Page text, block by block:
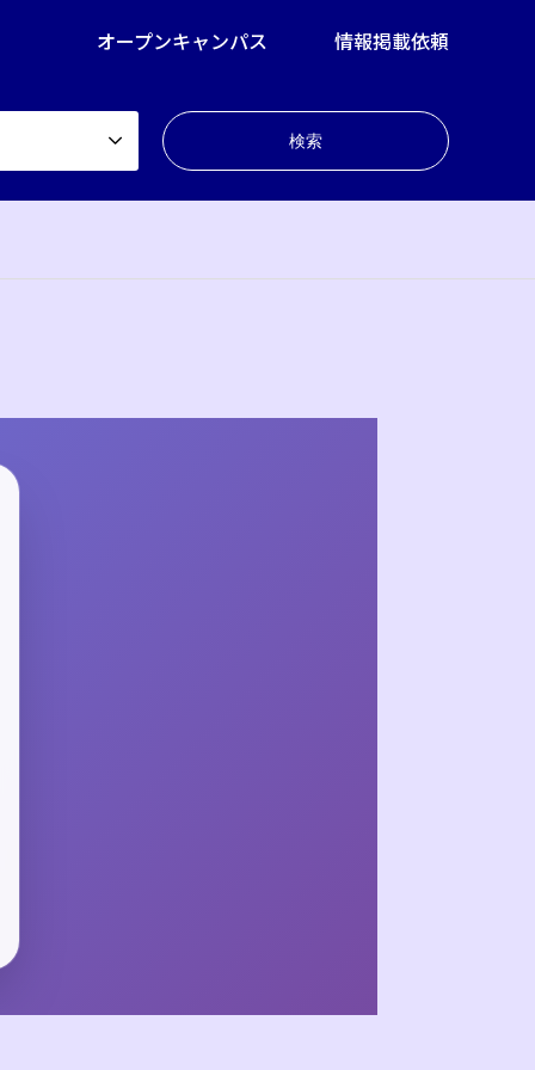
オープンキャンパス 情報掲載依頼